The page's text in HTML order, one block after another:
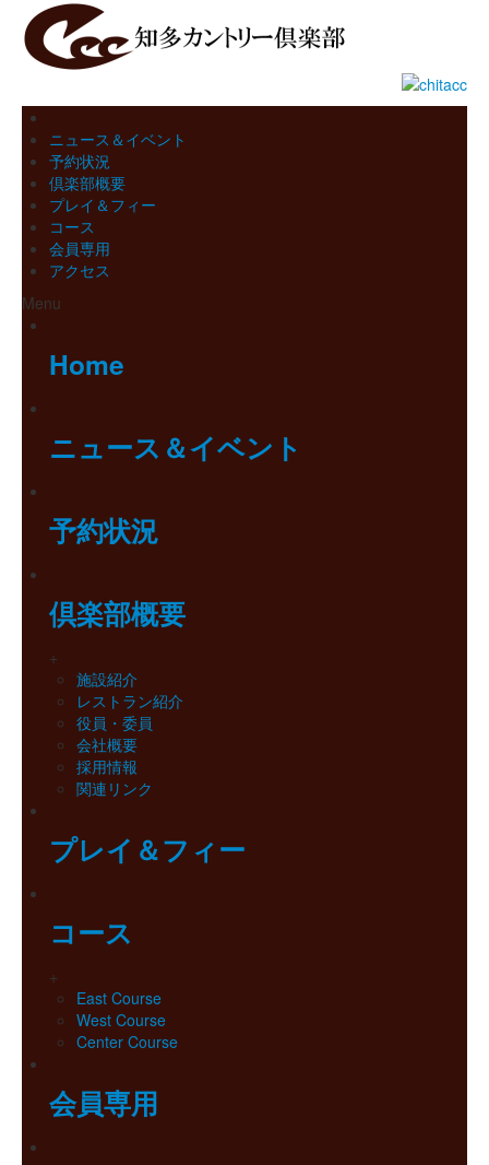
ニュース＆イベント
予約状況
倶楽部概要
プレイ＆フィー
コース
会員専用
アクセス
Menu
Home
ニュース＆イベント
予約状況
倶楽部概要
+
施設紹介
レストラン紹介
役員・委員
会社概要
採用情報
関連リンク
プレイ＆フィー
コース
+
East Course
West Course
Center Course
会員専用